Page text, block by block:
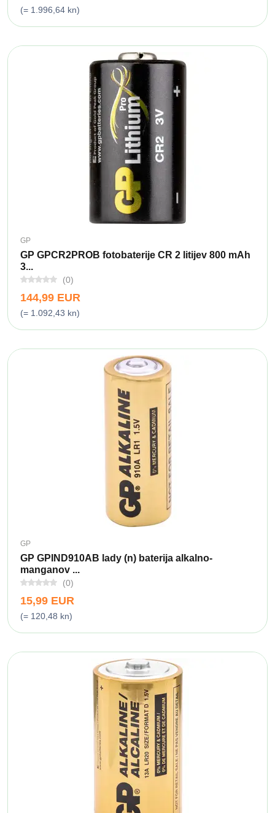
(= 1.996,64 kn)
GP
GP GPCR2PROB fotobaterije CR 2 litijev 800 mAh
3...
(0)
144,99 EUR
(= 1.092,43 kn)
GP
GP GPIND910AB lady (n) baterija alkalno-
manganov ...
(0)
15,99 EUR
(= 120,48 kn)